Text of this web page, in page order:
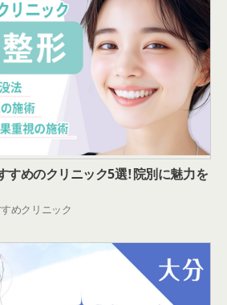
めのクリニック5選！院別に魅力を
めクリニック